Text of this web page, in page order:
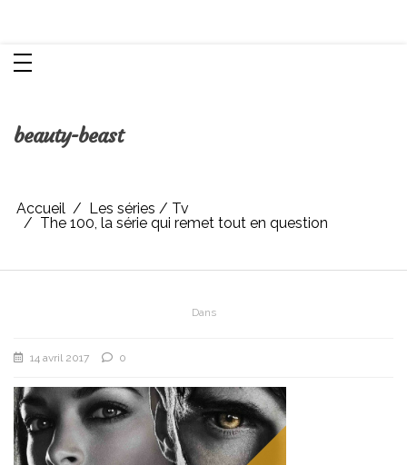
beauty-beast
Accueil
Les séries / Tv
The 100, la série qui remet tout en question
Dans
14 avril 2017 0